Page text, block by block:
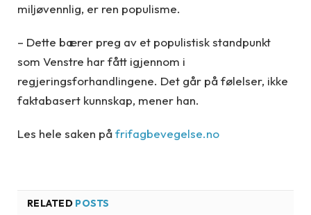
miljøvennlig, er ren populisme.
– Dette bærer preg av et populistisk standpunkt
som Venstre har fått igjennom i
regjeringsforhandlingene. Det går på følelser, ikke
faktabasert kunnskap, mener han.
Les hele saken påfrifagbevegelse.no
RELATED POSTS